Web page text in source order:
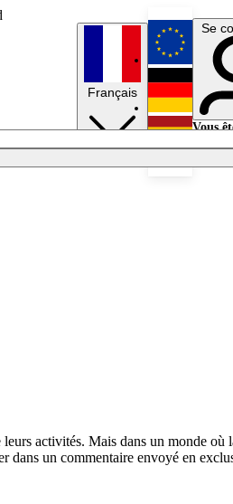
Français
English
Deutsch
Se
Vous
activités. Mais dans un monde où
dans un commentaire envoyé en